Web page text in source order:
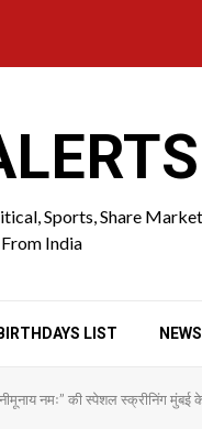
Sports, Share Market
India
BIRTHDAYS LIST NEWS
नमः” की स्पेशल स्क्रीनिंग मुंबई